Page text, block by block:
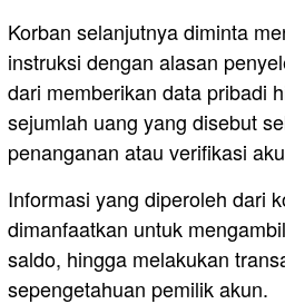
Korban selanjutnya diminta
instruksi dengan alasan
dari memberikan data pribadi
sejumlah uang yang disebut
penanganan atau verifikasi
Informasi yang diperoleh dari
dimanfaatkan untuk
saldo, hingga melakukan
sepengetahuan pemilik akun.